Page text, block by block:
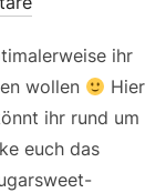
ihr
wollen
Hier
ihr rund um
euch das